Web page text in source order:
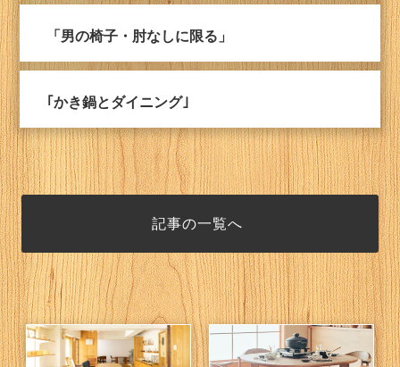
「男の椅子・肘なしに限る」
｢かき鍋とダイニング｣
記事の一覧へ